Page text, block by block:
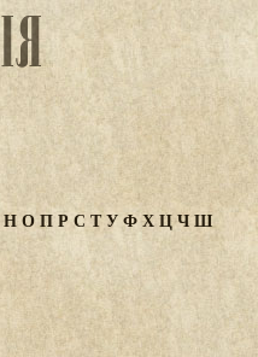
НОПР С ТУФХЦЧШ